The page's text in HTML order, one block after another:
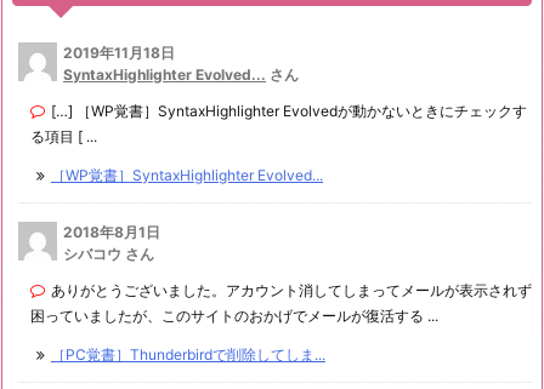
2019年11月18日
SyntaxHighlighter Evolved... さん
[…] ［WP覚書］SyntaxHighlighter Evolvedが動かないときにチェックす
る項目 [ ...
［WP覚書］SyntaxHighlighter Evolved...
2018年8月1日
シバコウ さん
ありがとうございました。アカウント消してしまってメールが表示されず
困っていましたが、このサイトのおかげでメールが復活する ...
［PC覚書］Thunderbirdで削除してしま...